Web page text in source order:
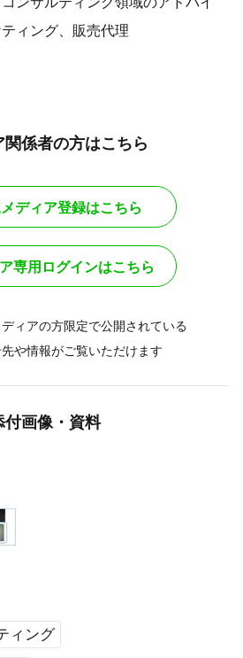
ィング、販売代理
関係者の方はこちら
ディア登録はこちら
専用ログインはこちら
ィアの方限定で公開されている
や情報がご覧いただけます
付画像・資料
ィング